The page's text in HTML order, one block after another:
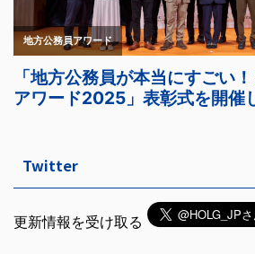
Twitter
更新情報を受け取る